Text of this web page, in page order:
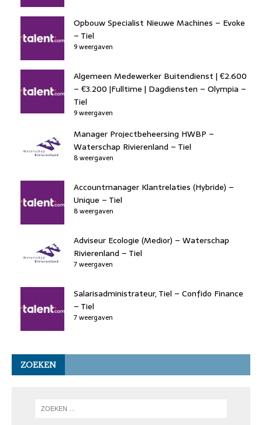
Opbouw Specialist Nieuwe Machines – Evoke
– Tiel
9 weergaven
Algemeen Medewerker Buitendienst | €2.600
– €3.200 |Fulltime | Dagdiensten – Olympia –
Tiel
9 weergaven
Manager Projectbeheersing HWBP –
Waterschap Rivierenland – Tiel
8 weergaven
Accountmanager Klantrelaties (Hybride) –
Unique – Tiel
8 weergaven
Adviseur Ecologie (Medior) – Waterschap
Rivierenland – Tiel
7 weergaven
Salarisadministrateur, Tiel – Confido Finance
– Tiel
7 weergaven
ZOEKEN